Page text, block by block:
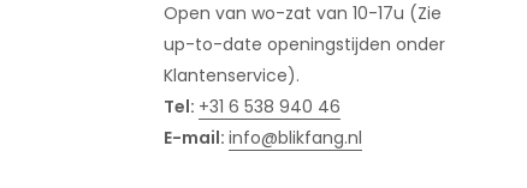
Open van wo-zat van 10-17u (Zie
up-to-date openingstijden onder
Klantenservice).
Tel: +31 6 538 940 46
E-mail: info@blikfang.nl